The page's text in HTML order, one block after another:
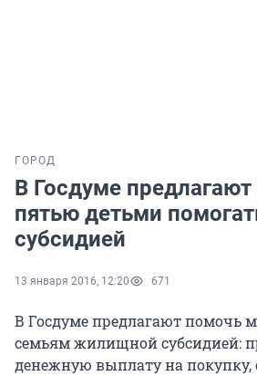
ГОРОД
В Госдуме
пятью детьми
субсидией
13 января 2016, 12:20 671
В Госдуме предлагают помочь
семьям жилищной субсидией:
денежную выплату на покупку,